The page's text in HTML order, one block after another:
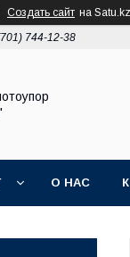
Создать сайт на Satu.kz
744-12-38
О НАС